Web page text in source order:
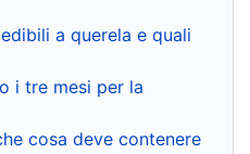
a querela e quali
i tre mesi per la
cosa deve contenere